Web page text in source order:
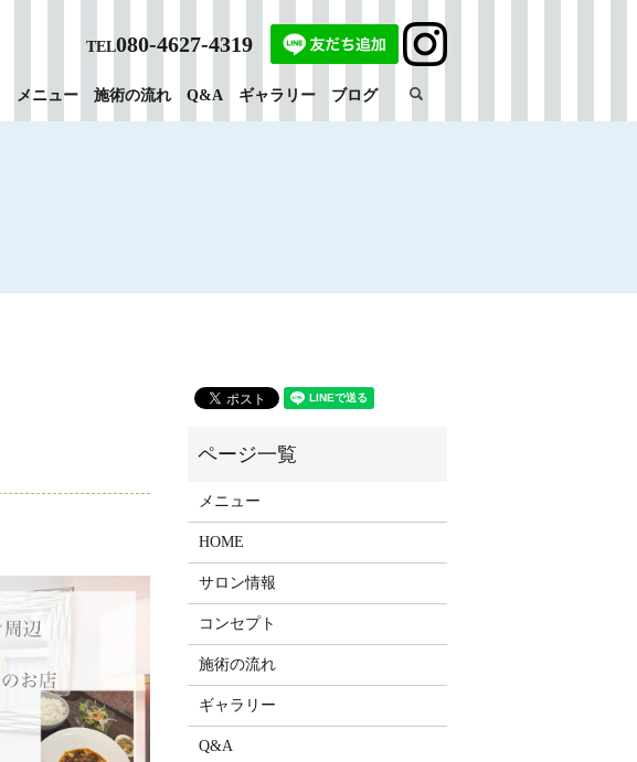
メニュー 施術の流れ Q&A ギャラリー ブログ search
TEL080-4627-4319
メニュー
HOME
サロン情報
コンセプト
施術の流れ
ギャラリー
Q&A